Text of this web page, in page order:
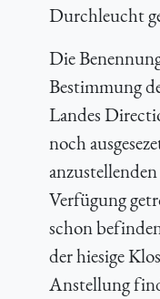
Durchleucht
Die
Bestimmung
Landes
noch
anzustellenden
Verfügung
schon
der hiesige
Anstellung